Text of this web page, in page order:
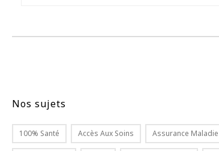
Nos sujets
100% Santé Accès Aux Soins Assurance Maladie